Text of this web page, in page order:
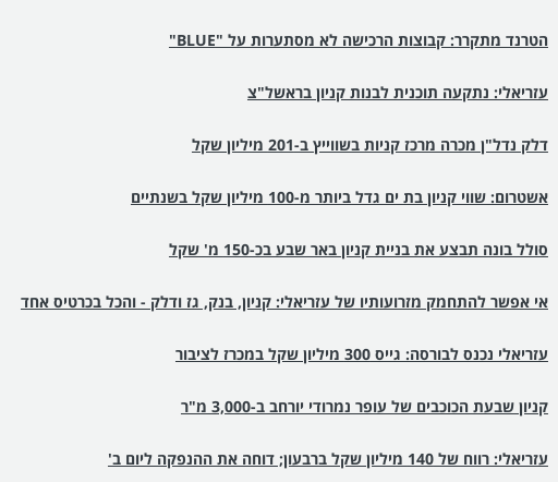
הטרנד מתקרר: קבוצות הרכישה לא מסתערות על "BLUE"
עזריאלי: נתקעה תוכנית לבנות קניון בראשל"צ
דלק נדל"ן מכרה מרכז קניות בשווייץ ב-201 מיליון שקל
אשטרום: שווי קניון בת ים גדל ביותר מ-100 מיליון שקל בשנתיים
סולל בונה תבצע את בניית קניון באר שבע בכ-150 מ' שקל
אי אפשר להתחמק מזרועותיו של עזריאלי: קניון, בנק, גז ודלק - והכל בכרטיס אחד
עזריאלי נכנס לבורסה: גייס 300 מיליון שקל במכרז לציבור
קניון שבעת הכוכבים של עופר נמרודי יורחב ב-3,000 מ"ר
עזריאלי: רווח של 140 מיליון שקל ברבעון; דוחה את ההנפקה ליום ב'